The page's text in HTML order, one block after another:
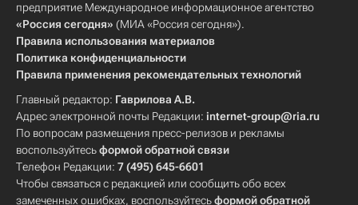
предприятие Международное информационное агентство
«Россия сегодня» (МИА «Россия сегодня»).
Правила использования материалов
Политика конфиденциальности
Правила применения рекомендательных технологий
Главный редактор: Гаврилова А.В.
Адрес электронной почты Редакции: internet-group@ria.ru
По вопросам размещения пресс-релизов и рекламы
воспользуйтесьформой обратной связи
Телефон Редакции: 7 (495) 645-6601
Чтобы связаться с редакцией или сообщить обо всех
замеченных ошибках, воспользуйтесьформой обратной